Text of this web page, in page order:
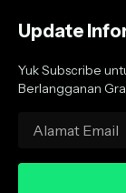
Update
Yuk Subscribe
Berlangganan